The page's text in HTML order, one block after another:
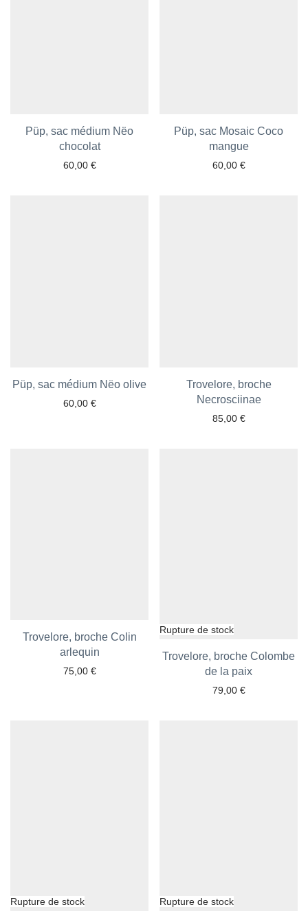
Püp, sac médium Nëo
chocolat
60,00 €
Ajouter aux favoris
Püp, sac Mosaic Coco
mangue
60,00 €
Ajouter aux favoris
Püp, sac médium Nëo olive
60,00 €
Ajouter aux favoris
Trovelore, broche
Necrosciinae
85,00 €
Ajouter aux favoris
Trovelore, broche Colin
arlequin
75,00 €
Ajouter aux favoris
Trovelore, broche Colombe
de la paix
79,00 €
Ajouter aux favoris